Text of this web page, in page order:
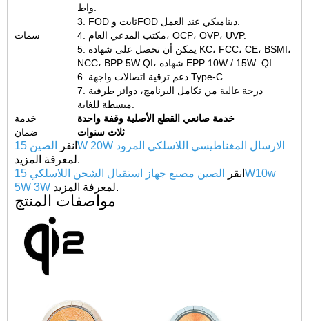
سمات
4. مكتب المدعي العام، OCP، OVP، UVP.
5. يمكن أن تحصل على شهادة KC، FCC، CE، BSMI،
NCC، BPP 5W QI، شهادة EPP 10W / 15W_QI.
6. دعم ترقية اتصالات واجهة Type-C.
7. درجة عالية من تكامل البرنامج، دوائر طرفية
خدمة
خدمة صانعي القطع الأصلية وقفة واحدة
ضمان
ثلاث سنوات
انقر
الصين 15W 20W الارسال المغناطيسي اللاسلكي المزود
لمعرفة المزيد.
انقر
الصين مصنع جهاز استقبال الشحن اللاسلكي 15W10w
5W 3W
لمعرفة المزيد.
مواصفات المنتج